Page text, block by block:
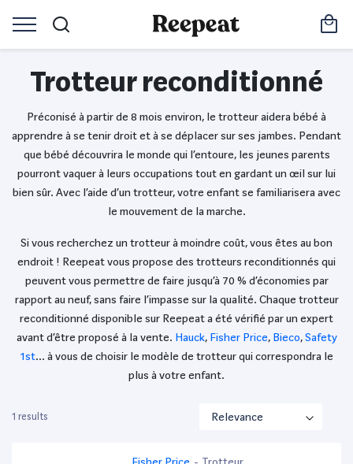
Trotteur reconditionné
Préconisé à partir de 8 mois environ, le trotteur aidera bébé à
apprendre à se tenir droit et à se déplacer sur ses jambes. Pendant
que bébé découvrira le monde qui l’entoure, les jeunes parents
pourront vaquer à leurs occupations tout en gardant un œil sur lui
bien sûr. Avec l’aide d’un trotteur, votre enfant se familiarisera avec
le mouvement de la marche.
Si vous recherchez un trotteur à moindre coût, vous êtes au bon
endroit ! Reepeat vous propose des trotteurs reconditionnés qui
peuvent vous permettre de faire jusqu’à 70 % d’économies par
rapport au neuf, sans faire l’impasse sur la qualité. Chaque trotteur
reconditionné disponible sur Reepeat a été vérifié par un expert
avant d’être proposé à la vente. Hauck, Fisher Price, Bieco,Safety
1st… à vous de choisir le modèle de trotteur qui correspondra le
plus à votre enfant.
1 results